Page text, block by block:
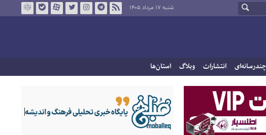
شنبه ۱۷ مرداد ۱۴۰۵
چندرسانه‌ای انتشارات وبلاگ استان‌ها